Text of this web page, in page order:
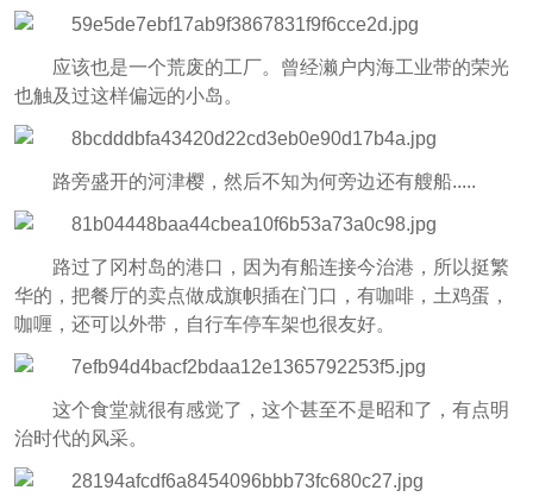
应该也是一个荒废的工厂。曾经濑户内海工业带的荣光
也触及过这样偏远的小岛。
路旁盛开的河津樱，然后不知为何旁边还有艘船.....
路过了冈村岛的港口，因为有船连接今治港，所以挺繁
华的，把餐厅的卖点做成旗帜插在门口，有咖啡，土鸡蛋，
咖喱，还可以外带，自行车停车架也很友好。
这个食堂就很有感觉了，这个甚至不是昭和了，有点明
治时代的风采。